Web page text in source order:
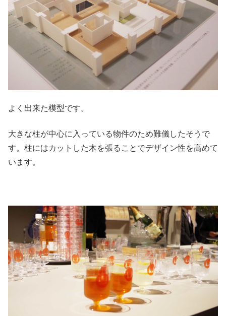
よく出来た模型です。
大きな柱が中心に入っている物件のため難儀したそうで
す。柱にはカットした木を張ることでデザイン性を高めて
います。